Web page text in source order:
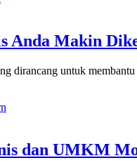
Anda Makin
dirancang untuk
dan UMKM